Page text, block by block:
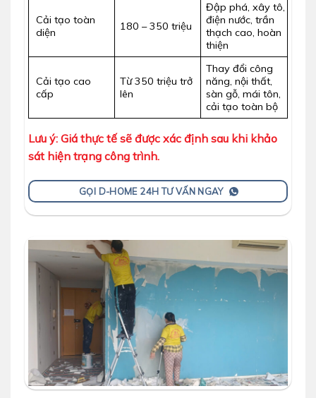
Cải tạo toàn
diện
180 – 350 triệu
Đập phá, xây tô,
điện nước, trần
thạch cao, hoàn
thiện
Cải tạo cao
cấp
Từ 350 triệu trở
lên
Thay đổi công
năng, nội thất,
sàn gỗ, mái tôn,
cải tạo toàn bộ
Lưu ý: Giá thực tế sẽ được xác định sau khi khảo
sát hiện trạng công trình.
GỌI D-HOME 24H TƯ VẤN NGAY